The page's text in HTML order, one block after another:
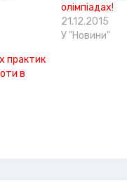
олімпіадах!
21.12.2015
У "Новини"
практик
в